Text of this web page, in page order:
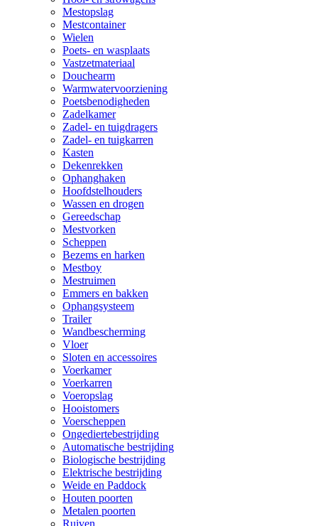
Mestopslag
Mestcontainer
Wielen
Poets- en wasplaats
Vastzetmateriaal
Douchearm
Warmwatervoorziening
Poetsbenodigheden
Zadelkamer
Zadel- en tuigdragers
Zadel- en tuigkarren
Kasten
Dekenrekken
Ophanghaken
Hoofdstelhouders
Wassen en drogen
Gereedschap
Mestvorken
Scheppen
Bezems en harken
Mestboy
Mestruimen
Emmers en bakken
Ophangsysteem
Trailer
Wandbescherming
Vloer
Sloten en accessoires
Voerkamer
Voerkarren
Voeropslag
Hooistomers
Voerscheppen
Ongediertebestrijding
Automatische bestrijding
Biologische bestrijding
Elektrische bestrijding
Weide en Paddock
Houten poorten
Metalen poorten
Ruiven